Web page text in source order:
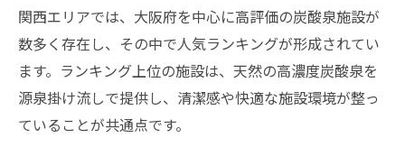
関西エリアでは、大阪府を中心に高評価の炭酸泉施設が
数多く存在し、その中で人気ランキングが形成されてい
ます。ランキング上位の施設は、天然の高濃度炭酸泉を
源泉掛け流しで提供し、清潔感や快適な施設環境が整っ
ていることが共通点です。